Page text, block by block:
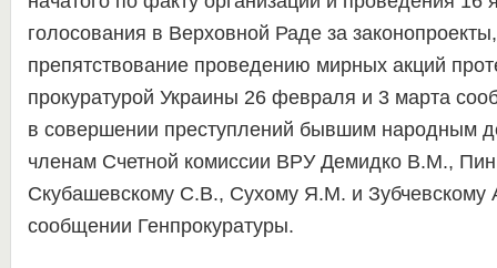
голосования в Верховной Раде за
препятствование проведению мирных акций
прокуратурой Украины 26 февраля и 3 марта
в совершении преступлений бывшим народным
членам Счетной комиссии ВРУ Демидко В.М.,
Скубашевскому С.В., Сухому Я.М. и Зубчевскому
сообщении Генпрокуратуры.